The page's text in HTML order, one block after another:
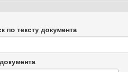
по тексту документа